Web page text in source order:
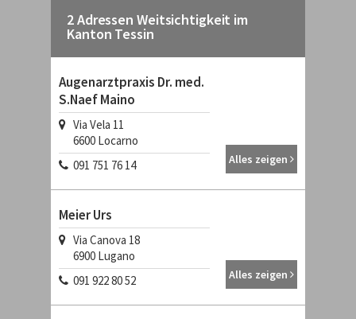
2 Adressen Weitsichtigkeit im
Kanton Tessin
Augenarztpraxis Dr. med.
S.Naef Maino
Via Vela 11
6600 Locarno
091 751 76 14
Alles zeigen
Meier Urs
Via Canova 18
6900 Lugano
091 922 80 52
Alles zeigen